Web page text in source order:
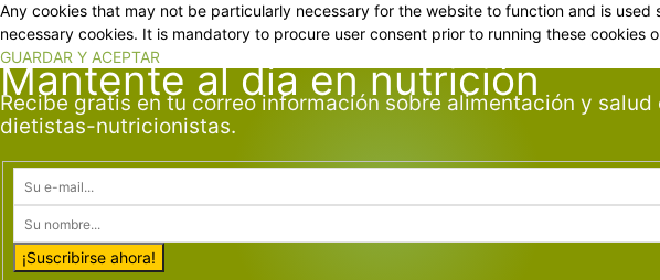
Any cookies that may not be particularly necessary for the website to function and is
necessary cookies. It is mandatory to procure user consent prior to running these cookies
GUARDAR Y ACEPTAR
Mantente al día en nutrición
Recibe gratis en tu correo información sobre alimentación y
dietistas-nutricionistas.
¡Suscribirse ahora!